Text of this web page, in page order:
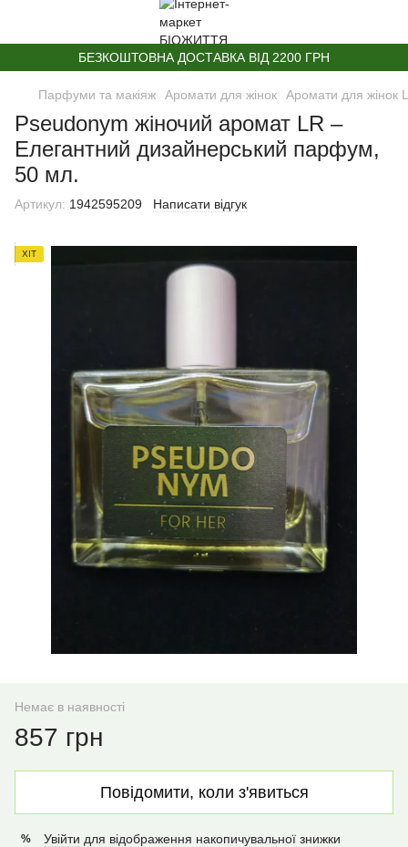
БЕЗКОШТОВНА ДОСТАВКА ВІД 2200 ГРН
Парфуми та макіяж Аромати для жінок Аромати для жінок
Pseudonym жіночий аромат LR –
Елегантний дизайнерський парфум,
50 мл.
Артикул: 1942595209 Написати відгук
ХІТ
Немає в наявності
857 грн
Повідомити, коли з'явиться
% Увійти для відображення накопичувальної знижки